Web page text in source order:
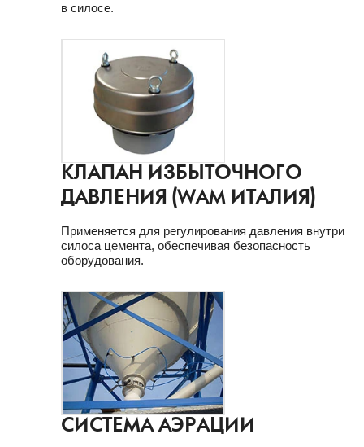
в силосе.
КЛАПАН ИЗБЫТОЧНОГО
ДАВЛЕНИЯ (WAM ИТАЛИЯ)
Применяется для регулирования давления внутри
силоса цемента, обеспечивая безопасность
оборудования.
СИСТЕМА АЭРАЦИИ